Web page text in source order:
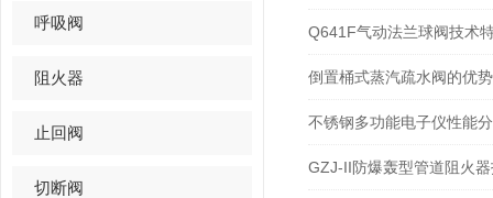
呼吸阀
阻火器
止回阀
切断阀
Q641F气动法兰球阀技术
倒置桶式蒸汽疏水阀的优
不锈钢多功能电子仪性能
GZJ-II防爆轰型管道阻火